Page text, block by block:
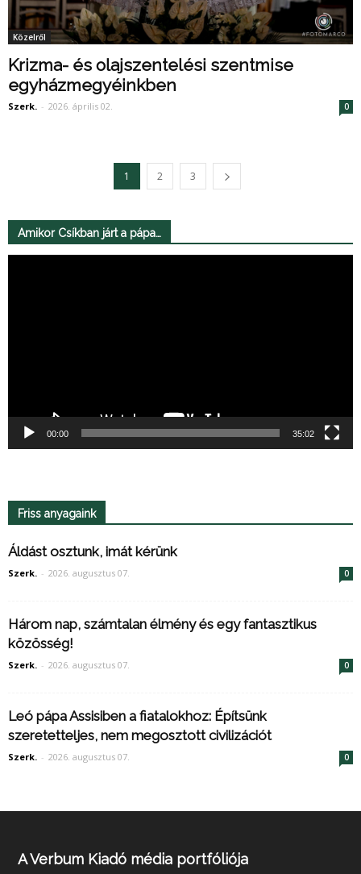
Közelről
Krizma- és olajszentelési szentmise
egyházmegyéinkben
Szerk. - 2026. április 02. 0
1 2 3
Amikor Csíkban járt a pápa…
00:00 35:02
Friss anyagaink
Áldást osztunk, imát kérünk
Szerk. - 2026. augusztus 07. 0
Három nap, számtalan élmény és egy fantasztikus
közösség!
Szerk. - 2026. augusztus 07. 0
Leó pápa Assisiben a fiatalokhoz: Építsünk
szeretetteljes, nem megosztott civilizációt
Szerk. - 2026. augusztus 07. 0
A Verbum Kiadó média portfóliója